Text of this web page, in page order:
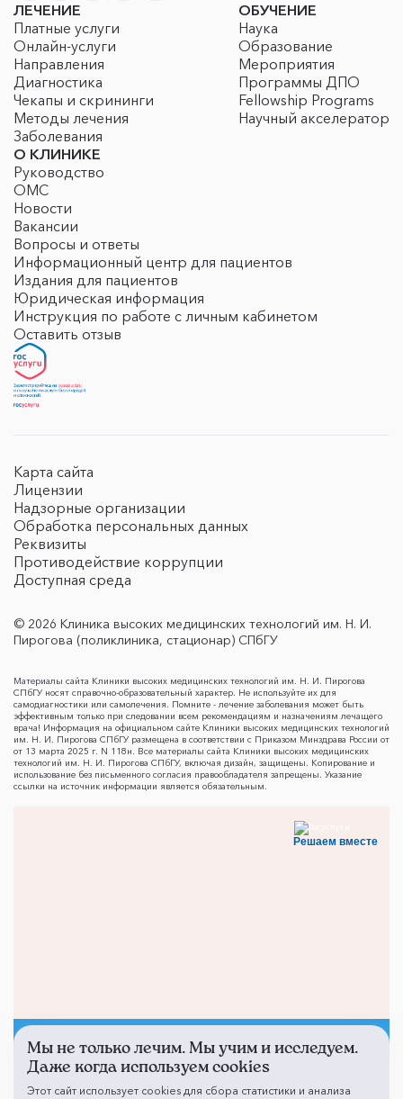
ЛЕЧЕНИЕ
Платные услуги
Онлайн-услуги
Направления
Диагностика
Чекапы и скрининги
Методы лечения
Заболевания
ОБУЧЕНИЕ
Наука
Образование
Мероприятия
Программы ДПО
Fellowship Programs
Научный акселератор
О КЛИНИКЕ
Руководство
ОМС
Новости
Вакансии
Вопросы и ответы
Информационный центр для пациентов
Издания для пациентов
Юридическая информация
Инструкция по работе с личным кабинетом
Оставить отзыв
Карта сайта
Лицензии
Надзорные организации
Обработка персональных данных
Реквизиты
Противодействие коррупции
Доступная среда
© 2026 Клиника высоких медицинских технологий им. Н. И.
Пирогова (поликлиника, стационар) СПбГУ
Материалы сайта Клиники высоких медицинских технологий им. Н. И. Пирогова
СПбГУ носят справочно-образовательный характер. Не используйте их для
самодиагностики или самолечения. Помните - лечение заболевания может быть
эффективным только при следовании всем рекомендациям и назначениям лечащего
врача! Информация на официальном сайте Клиники высоких медицинских технологий
им. Н. И. Пирогова СПбГУ размещена в соответствии с Приказом Минздрава России от
от 13 марта 2025 г. N 118н. Все материалы сайта Клиники высоких медицинских
технологий им. Н. И. Пирогова СПбГУ, включая дизайн, защищены. Копирование и
использование без письменного согласия правообладателя запрещены. Указание
ссылки на источник информации является обязательным.
Решаем вместе
Не смогли записаться к
врачу?
Мы не только лечим. Мы учим и исследуем.
Даже когда используем cookies
Этот сайт использует cookies для сбора статистики и анализа